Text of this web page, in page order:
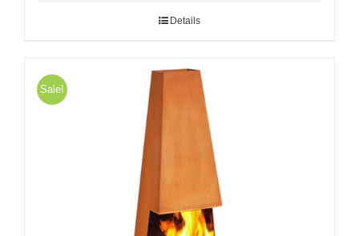
Details
Sale!